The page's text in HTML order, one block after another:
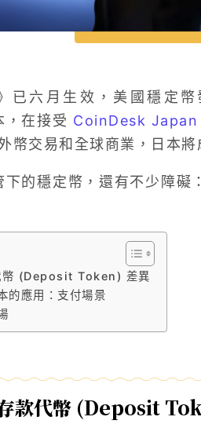
已六月生效，美國穩定
在接受 CoinDesk Japan
幣交易和全球商業，日本將
的穩定幣，還有不少障礙：
幣 (Deposit Token) 差異
的應用：支付場景
款代幣 (Deposit